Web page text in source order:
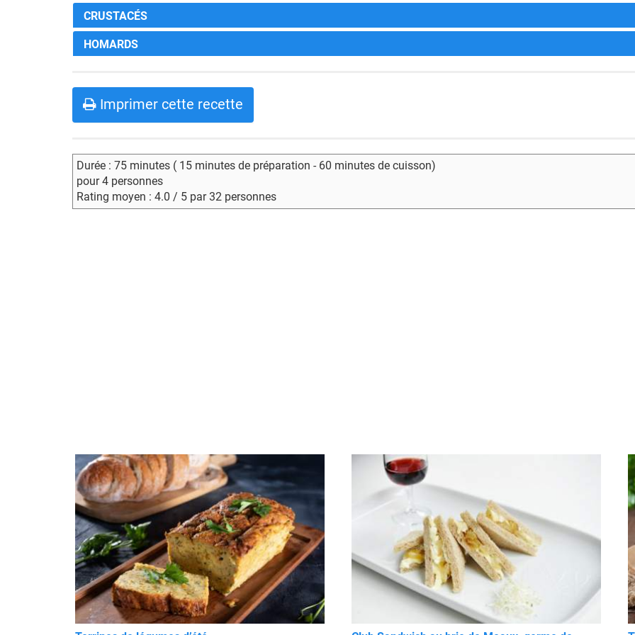
CRUSTACÉS
HOMARDS
Imprimer cette recette
Durée : 75 minutes ( 15 minutes de préparation - 60 minutes de cuisson)
pour 4 personnes
Rating moyen : 4.0 / 5 par 32 personnes